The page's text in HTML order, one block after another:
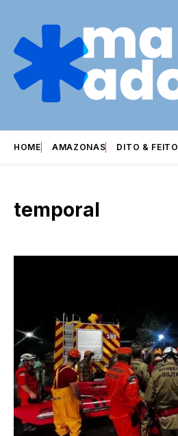
HOME AMAZONAS DITO & FEITO
temporal